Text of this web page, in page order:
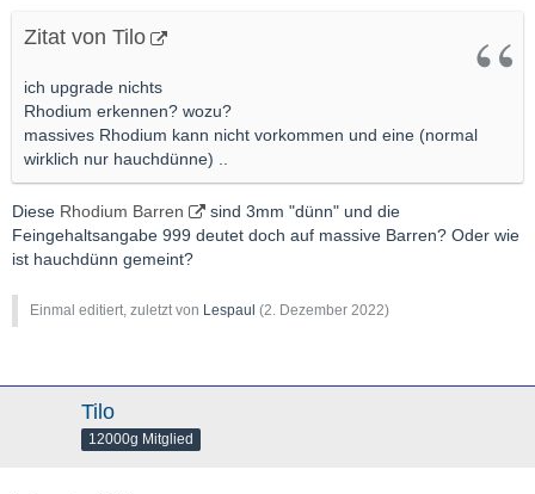
Zitat von Tilo
ich upgrade nichts
Rhodium erkennen? wozu?
massives Rhodium kann nicht vorkommen und eine (normal
wirklich nur hauchdünne) ..
Diese Rhodium Barren
sind 3mm "dünn" und die
Feingehaltsangabe 999 deutet doch auf massive Barren? Oder wie
ist hauchdünn gemeint?
Einmal editiert, zuletzt von Lespaul (2. Dezember 2022)
Tilo
12000g Mitglied